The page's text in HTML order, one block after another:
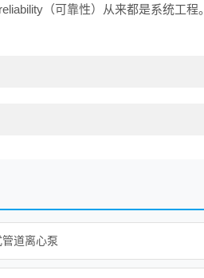
（可靠性）从来都是系统工程。
管道离心泵